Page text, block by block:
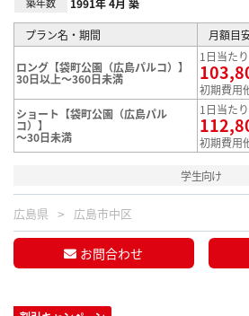
プラン名・期間 月額目
ロング【袋町公園（広島パルコ）】
30日以上～360日未満
1日当た
初期費用
ショート【袋町公園（広島パル
コ）】
～30日未満
1日当た
初期費用
学生向け
広島県 広島市中区
お問合わせ